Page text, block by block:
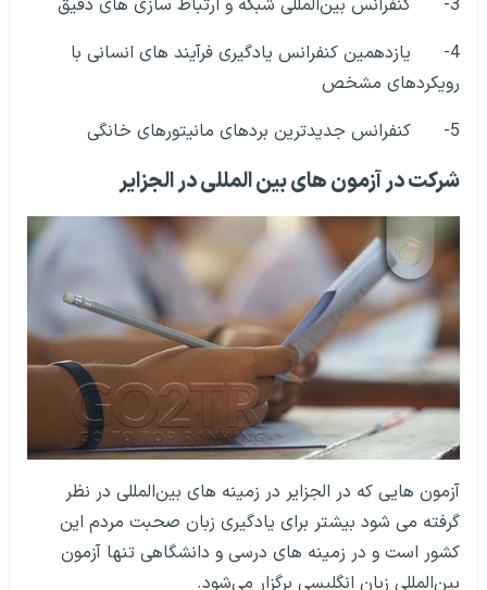
1- کنفرانس اصول زبانی مشخص در آفریقا
2- کنفرانس بین‌المللی جدیدترین شاخه های طبیعی در
دنیا
3- کنفرانس بین‌المللی شبکه و ارتباط سازی های دقیق
4- یازدهمین کنفرانس یادگیری فرآیند های انسانی با
رویکردهای مشخص
5- کنفرانس جدیدترین بردهای مانیتورهای خانگی
شرکت در آزمون های بین المللی در الجزایر